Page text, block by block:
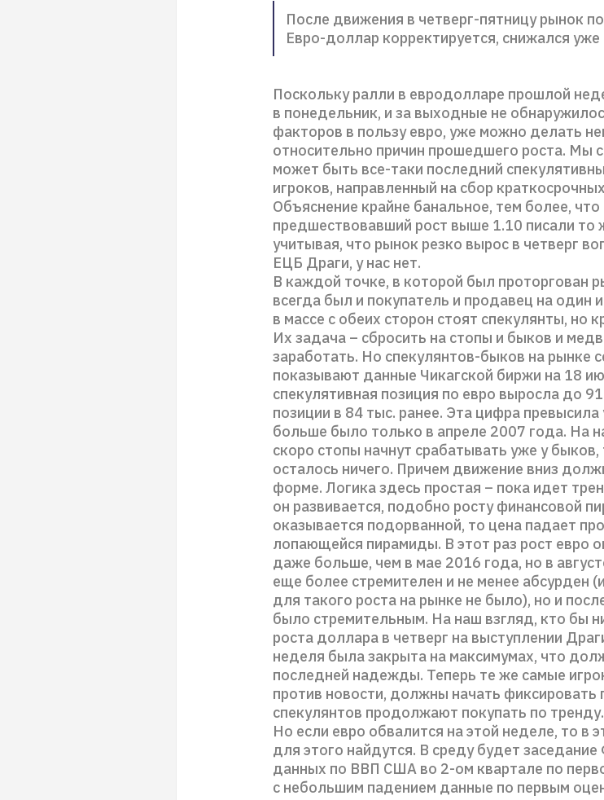
После движения в четверг-пятницу рынок
Евро-доллар корректируется, снижался
Поскольку ралли в евродолларе прошлой
в понедельник, и за выходные не
факторов в пользу евро, уже можно делать
относительно причин прошедшего роста. Мы
может быть все-таки последний
игроков, направленный на сбор
Объяснение крайне банальное, тем более,
предшествовавший рост выше 1.10 писали то
учитывая, что рынок резко вырос в четверг
ЕЦБ Драги, у нас нет.
В каждой точке, в которой был проторгован
всегда был и покупатель и продавец на один
в массе с обеих сторон стоят спекулянты, но
Их задача – сбросить на стопы и быков и
заработать. Но спекулянтов-быков на рынке
показывают данные Чикагской биржи на 18
спекулятивная позиция по евро выросла до
позиции в 84 тыс. ранее. Эта цифра
больше было только в апреле 2007 года. На
скоро стопы начнут срабатывать уже у
осталось ничего. Причем движение вниз
форме. Логика здесь простая – пока идет
он развивается, подобно росту финансовой
оказывается подорванной, то цена падает
лопающейся пирамиды. В этот раз рост евро
даже больше, чем в мае 2016 года, но в
еще более стремителен и не менее абсурден
для такого роста на рынке не было), но и
было стремительным. На наш взгляд, кто бы
роста доллара в четверг на выступлении
неделя была закрыта на максимумах, что
последней надежды. Теперь те же самые
против новости, должны начать фиксировать
спекулянтов продолжают покупать по тренду.
Но если евро обвалится на этой неделе, то в
для этого найдутся. В среду будет
данных по ВВП США во 2-ом квартале по
с небольшим падением данные по первым